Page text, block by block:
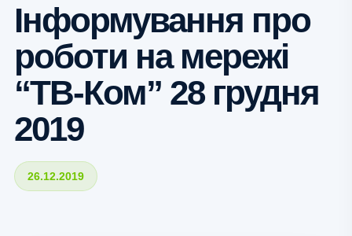
Інформування про
роботи на мережі
“ТВ-Ком” 28 грудня
2019
26.12.2019